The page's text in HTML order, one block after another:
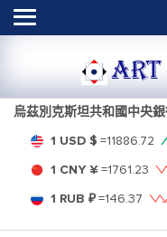
ART
烏茲別克斯坦共和國中央
1 USD $ =11886.72
1 CNY ¥ =1761.23
1 RUB ₽=146.37